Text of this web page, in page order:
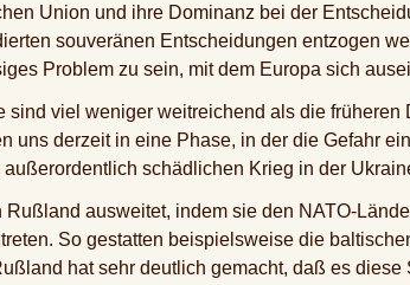
Union und ihre Dominanz bei der
souveränen Entscheidungen entzogen
Problem zu sein, mit dem Europa sich
sind viel weniger weitreichend als die
uns derzeit in eine Phase, in der die Gefahr
schädlichen Krieg in der
ausweitet, indem sie den NATO-
So gestatten beispielsweise die
hat sehr deutlich gemacht, daß es